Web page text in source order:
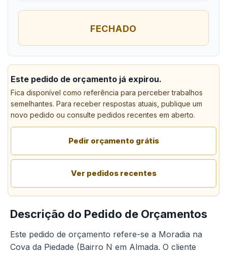
FECHADO
Este pedido de orçamento já expirou.
Fica disponível como referência para perceber trabalhos
semelhantes. Para receber respostas atuais, publique um
novo pedido ou consulte pedidos recentes em aberto.
Pedir orçamento grátis
Ver pedidos recentes
Descrição do Pedido de Orçamentos
Este pedido de orçamento refere-se a Moradia na
Cova da Piedade (Bairro N em Almada. O cliente